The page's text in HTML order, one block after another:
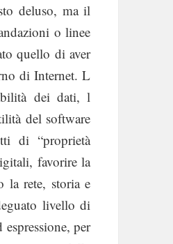
deluso, ma il
o linee
quello di aver
di Internet. L
dei dati, l
del software
di “proprietà
favorire la
la rete, storia e
livello di
per